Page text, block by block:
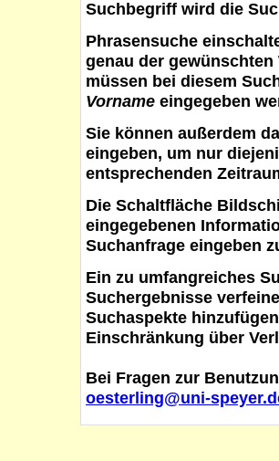
Suchbegriff wird die
Phrasensuche
genau der
müssen bei diesem
Vorname eingegeben
Sie können außerdem
eingeben, um nur
entsprechenden
Die Schaltfläche
eingegebenen
Suchanfrage eingeben
Ein zu umfangreiches
Suchergebnisse
Suchaspekte
Einschränkung über
Bei Fragen zur
oesterling@uni-